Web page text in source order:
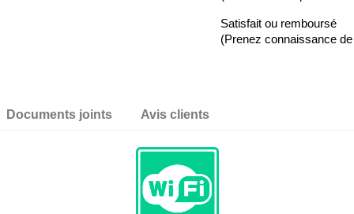
Satisfait ou remboursé
(Prenez connaissance
Documents joints Avis clients